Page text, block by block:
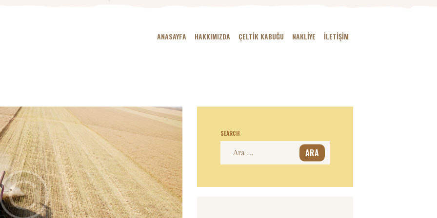
ANASAYFA HAKKIMIZDA ÇELTIK KABUĞU NAKLIYE İLETIŞIM
SEARCH